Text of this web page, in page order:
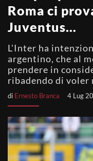
Roma ci
Juventus…
L'Inter ha
argentino, che al
prendere in
ribadendo di voler
di Ernesto Branca 4 Lug